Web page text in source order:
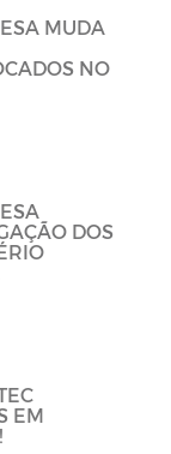
MUDA
NO
DOS
EM